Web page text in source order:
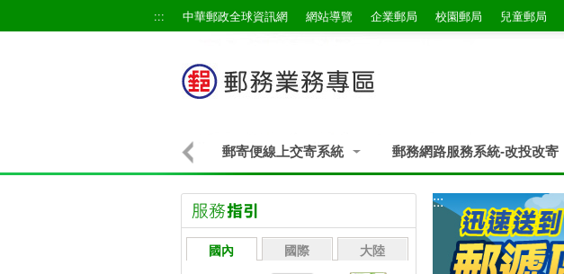
::: 中華郵政全球資訊網 網站導覽 企業郵局 校園郵局 兒童郵局
郵寄便線上交寄系統 郵務網路服務系統-改投改寄
:::
國內 國際 大陸
:::